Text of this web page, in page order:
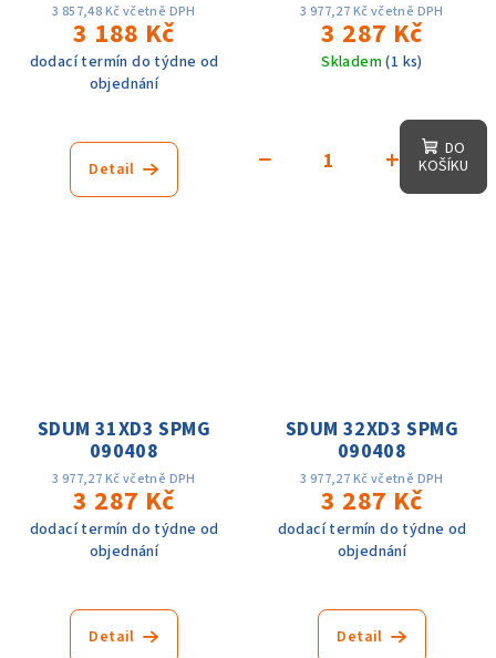
3 857,48 Kč včetně DPH
3 188 Kč
dodací termín do týdne od
objednání
Detail
3 977,27 Kč včetně DPH
3 287 Kč
Skladem(1 ks)
+
−
DO
KOŠÍKU
SDUM 31XD3 SPMG
090408
3 977,27 Kč včetně DPH
3 287 Kč
dodací termín do týdne od
objednání
Detail
SDUM 32XD3 SPMG
090408
3 977,27 Kč včetně DPH
3 287 Kč
dodací termín do týdne od
objednání
Detail